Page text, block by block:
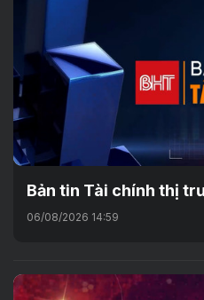
Bản tin Tài chính thị
06/08/2026 14:59